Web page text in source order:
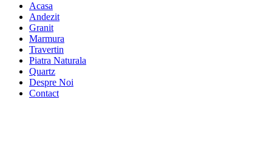
Acasa
Andezit
Granit
Marmura
Travertin
Piatra Naturala
Quartz
Despre Noi
Contact